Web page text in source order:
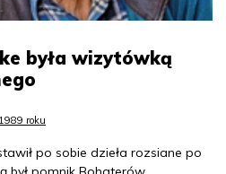
była wizytówką
roku
po sobie dzieła rozsiane po